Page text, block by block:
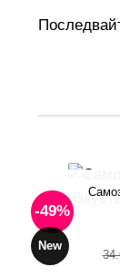
-49%
New